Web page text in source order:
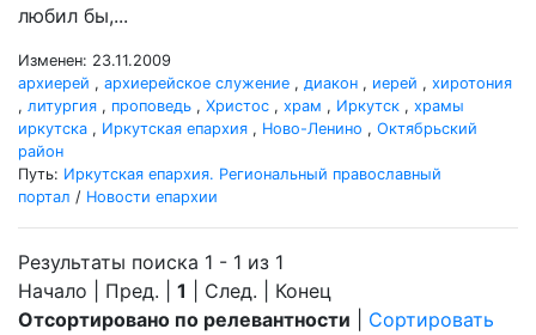
любил бы,...
Изменен: 23.11.2009
архиерей , архиерейское служение , диакон , иерей , хиротония
, литургия , проповедь , Христос , храм , Иркутск , храмы
иркутска , Иркутская епархия , Ново-Ленино , Октябрьский
район
Путь: Иркутская епархия. Региональный православный
портал / Новости епархии
Результаты поиска 1 - 1 из 1
Начало | Пред. | 1 | След. | Конец
Отсортировано по релевантности
Сортировать